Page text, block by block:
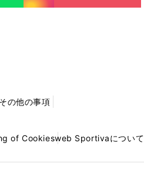
の他の事項
of Cookiesweb Sportivaについて